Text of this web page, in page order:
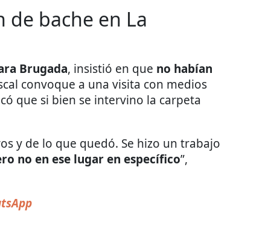
bache en La
Brugada, insistió en que no habían
convoque a una visita con medios
que si bien se intervino la carpeta
y de lo que quedó. Se hizo un trabajo
no en ese lugar en específico”,